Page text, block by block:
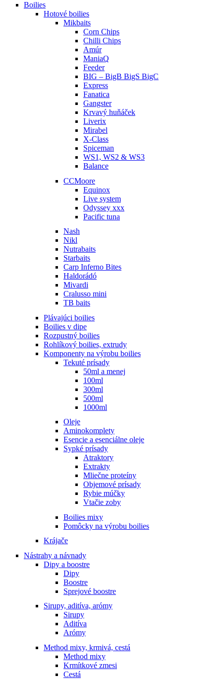
Boilies
Hotové boilies
Mikbaits
Corn Chips
Chilli Chips
Amúr
ManiaQ
Feeder
BIG – BigB BigS BigC
Express
Fanatica
Gangster
Krvavý huňáček
Liverix
Mirabel
X-Class
Spiceman
WS1, WS2 & WS3
Balance
CCMoore
Equinox
Live system
Odyssey xxx
Pacific tuna
Nash
Nikl
Nutrabaits
Starbaits
Carp Inferno Bites
Haldorádó
Mivardi
Cralusso mini
TB baits
Plávajúci boilies
Boilies v dipe
Rozpustný boilies
Rohlíkový boilies, extrudy
Komponenty na výrobu boilies
Tekuté prísady
50ml a menej
100ml
300ml
500ml
1000ml
Oleje
Aminokomplety
Esencie a esenciálne oleje
Sypké prísady
Atraktory
Extrakty
Mliečne proteíny
Objemové prísady
Rybie múčky
Vtačie zoby
Boilies mixy
Pomôcky na výrobu boilies
Krájače
Nástrahy a návnady
Dipy a boostre
Dipy
Boostre
Sprejové boostre
Sirupy, aditíva, arómy
Sirupy
Aditíva
Arómy
Method mixy, krmivá, cestá
Method mixy
Krmítkové zmesi
Cestá